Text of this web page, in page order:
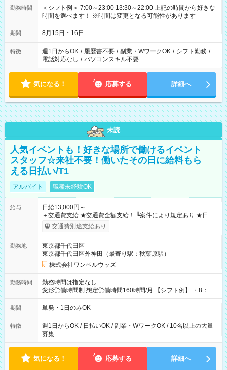
勤務時間
＜シフト例＞ 7:00～23:00 13:30～22:00 上記の時間から好きな
時間を選べます！ ※時間は変更となる可能性があります
期間 8月15日・16日
特徴 週1日からOK / 履歴書不要 / 副業・WワークOK / シフト勤務 /
電話対応なし / パソコンスキル不要
気になる！ 応募する 詳細へ
未読
人気イベントも！好きな場所で働けるイベント
スタッフ☆来社不要！働いたその日に給料もら
える日払い/T1
アルバイト 職種未経験OK
給与
日給13,000円～
＋交通費支給 ★交通費全額支給！ ┗案件により規定あり ★日払
いOK！（規定あり） ┗働いたその日に現金GET♪ お仕事後はコ
ンビニATMから 日払い分を引き落とせます！ 【試用期間】試
交通費別途支給あり
勤務地
東京都千代田区
東京都千代田区外神田（最寄り駅：秋葉原駅）
株式会社ワンベルウッズ
勤務時間
勤務時間は指定なし
変形労働時間制 想定労働時間160時間/月 【シフト例】 ・8：00
～21：00
期間 単発・1日のみOK
特徴
週1日からOK / 日払いOK / 副業・WワークOK / 10名以上の大量
募集
気になる！ 応募する 詳細へ